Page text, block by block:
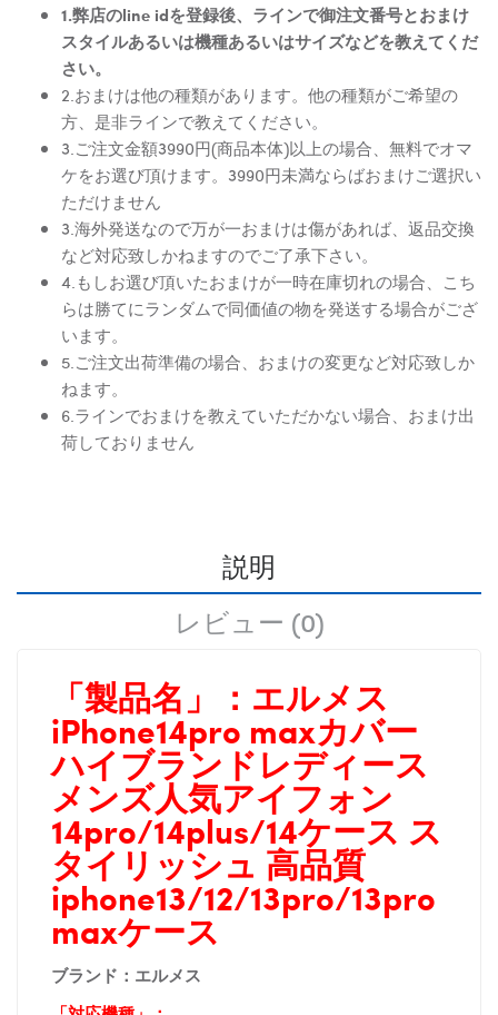
1.弊店のline idを登録後、ラインで御注文番号とおまけ
スタイルあるいは機種あるいはサイズなどを教えてくだ
さい。
2.おまけは他の種類があります。他の種類がご希望の
方、是非ラインで教えてください。
3.ご注文金額3990円(商品本体)以上の場合、無料でオマ
ケをお選び頂けます。3990円未満ならばおまけご選択い
ただけません
3.海外発送なので万が一おまけは傷があれば、返品交換
など対応致しかねますのでご了承下さい。
4.もしお選び頂いたおまけが一時在庫切れの場合、こち
らは勝てにランダムで同価値の物を発送する場合がござ
います。
5.ご注文出荷準備の場合、おまけの変更など対応致しか
ねます。
6.ラインでおまけを教えていただかない場合、おまけ出
荷しておりません
説明
レビュー (0)
「製品名」： エルメス
iPhone14pro maxカバー
ハイブランドレディース
メンズ人気アイフォン
14pro/14plus/14ケース ス
タイリッシュ 高品質
iphone13/12/13pro/13pro
maxケース
ブランド： エルメス